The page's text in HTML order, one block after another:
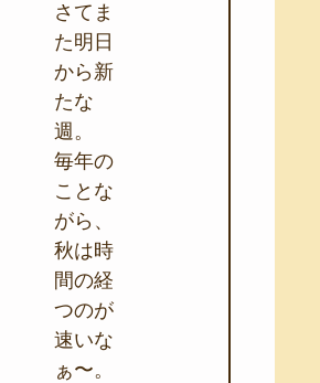
さてま
た明日
から新
たな
週。
毎年の
ことな
がら、
秋は時
間の経
つのが
速いな
ぁ〜。